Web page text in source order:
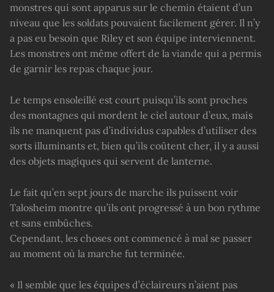
monstres qui sont apparus sur le chemin étaient d’un
niveau que les soldats pouvaient facilement gérer. Il n’y
a pas eu besoin que Riley et son équipe interviennent.
Les monstres ont même offert de la viande qui a permis
de garnir les repas chaque jour.
Le temps ensoleillé est court puisqu’ils sont proches
des montagnes qui mordent le ciel autour d’eux, mais
ils ne manquent pas d’individus capables d’utiliser des
sorts illuminants et, bien qu’ils coûtent cher, il y a aussi
des objets magiques qui servent de lanterne.
Le fait qu’en sept jours de marche ils puissent voir
Talosheim montre qu’ils ont progressé à un bon rythme
et sans embûches.
Cependant, les choses ont commencé à mal se passer
au moment où la marche fut terminée.
« Il semble que les équipes d’éclaireurs n’aient pas